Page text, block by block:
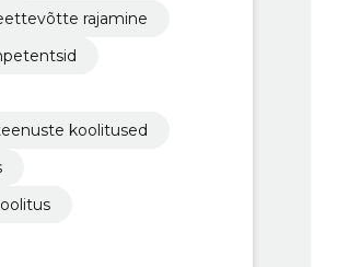
rajamine
koolitused